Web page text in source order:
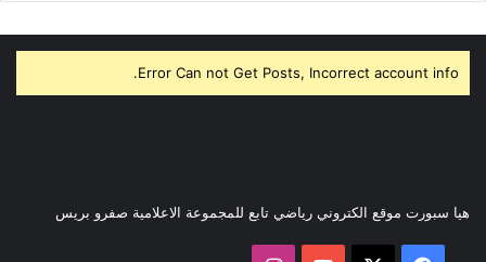
Error Can not Get Posts, Incorrect account info.
هيا سبورت موقع الكتروني رياضي تابع للمجموعة الاعلامية صفرو بريس